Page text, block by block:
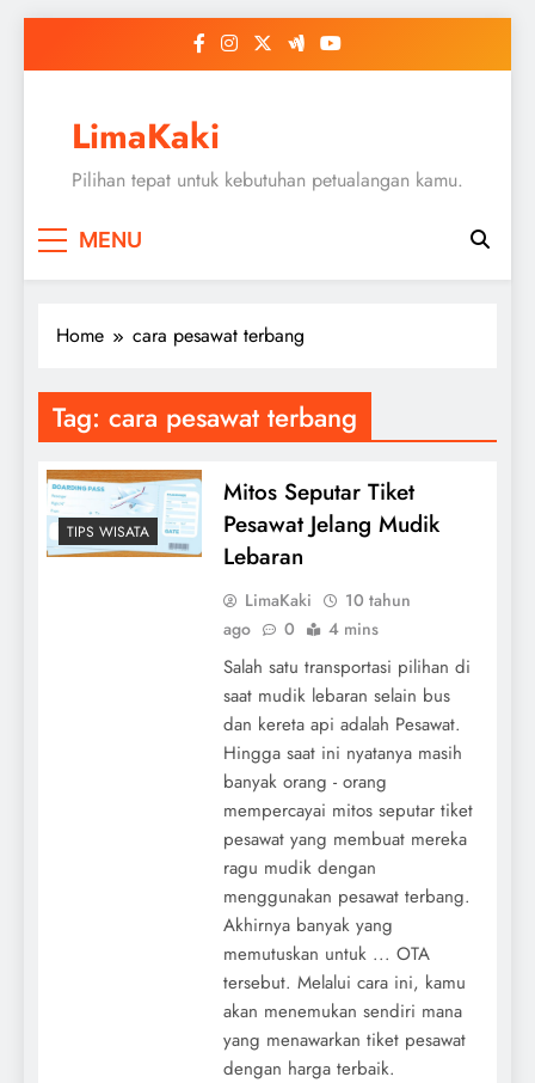
LimaKaki
Pilihan tepat untuk kebutuhan petualangan kamu.
MENU
Home cara pesawat terbang
Tag: cara pesawat terbang
TIPS WISATA
Mitos Seputar Tiket
Pesawat Jelang Mudik
Lebaran
LimaKaki
10 tahun
ago
0 4 mins
Salah satu transportasi pilihan di
saat mudik lebaran selain bus
dan kereta api adalah Pesawat.
Hingga saat ini nyatanya masih
banyak orang - orang
mempercayai mitos seputar tiket
pesawat yang membuat mereka
ragu mudik dengan
menggunakan pesawat terbang.
Akhirnya banyak yang
memutuskan untuk ... OTA
tersebut. Melalui cara ini, kamu
akan menemukan sendiri mana
yang menawarkan tiket pesawat
dengan harga terbaik.